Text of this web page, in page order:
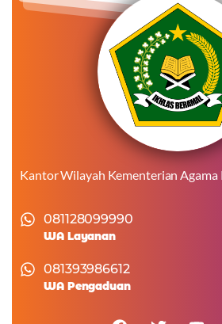
Kantor Wilayah Kementerian Agama
081128099990
WA Layanan
081393986612
WA Pengaduan